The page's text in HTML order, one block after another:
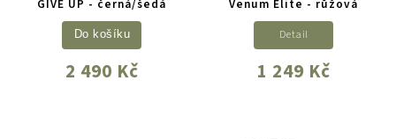
GIVE UP - černá/šedá
2 490 Kč
Do košíku
Venum Elite - růžová
1 249 Kč
Detail